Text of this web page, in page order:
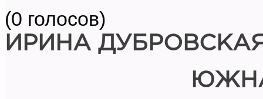
(0 голосов)
ИРИНА